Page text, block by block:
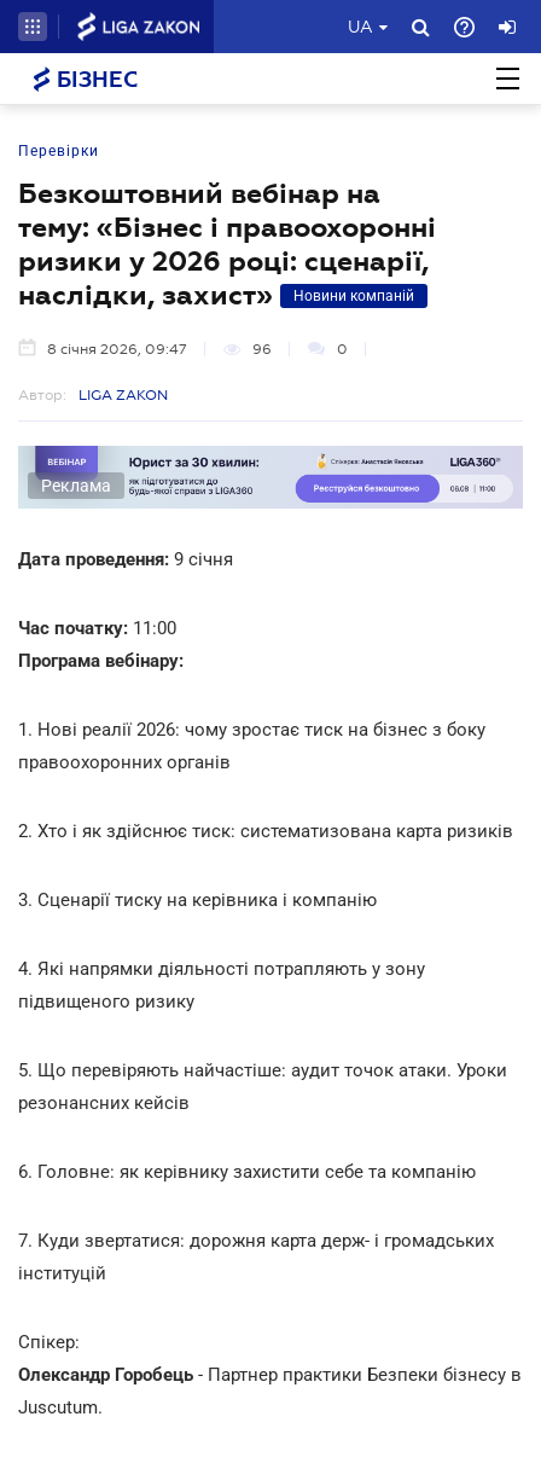
UA
БІЗНЕС
Перевірки
Безкоштовний вебінар на
тему: «Бізнес і правоохоронні
ризики у 2026 році: сценарії,
наслідки, захист»
Новини компаній
8 січня 2026, 09:47 96 0
Автор: LIGA ZAKON
Реклама
Дата проведення: 9 січня
Час початку: 11:00
Програма вебінару:
1. Нові реалії 2026: чому зростає тиск на бізнес з боку
правоохоронних органів
2. Хто і як здійснює тиск: систематизована карта ризиків
3. Сценарії тиску на керівника і компанію
4. Які напрямки діяльності потрапляють у зону
підвищеного ризику
5. Що перевіряють найчастіше: аудит точок атаки. Уроки
резонансних кейсів
6. Головне: як керівнику захистити себе та компанію
7. Куди звертатися: дорожня карта держ- і громадських
інституцій
Спікер:
Олександр Горобець - Партнер практики Безпеки бізнесу в
Juscutum.